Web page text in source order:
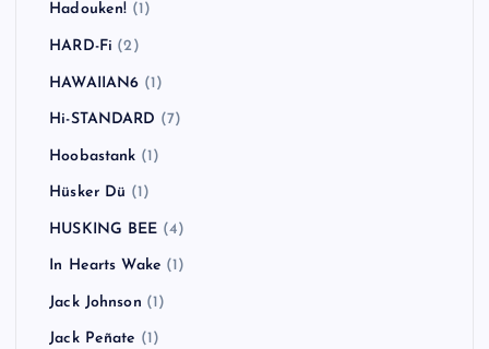
Hadouken! (1)
HARD-Fi (2)
HAWAIIAN6 (1)
Hi-STANDARD (7)
Hoobastank (1)
Hüsker Dü (1)
HUSKING BEE (4)
In Hearts Wake (1)
Jack Johnson (1)
Jack Peñate (1)